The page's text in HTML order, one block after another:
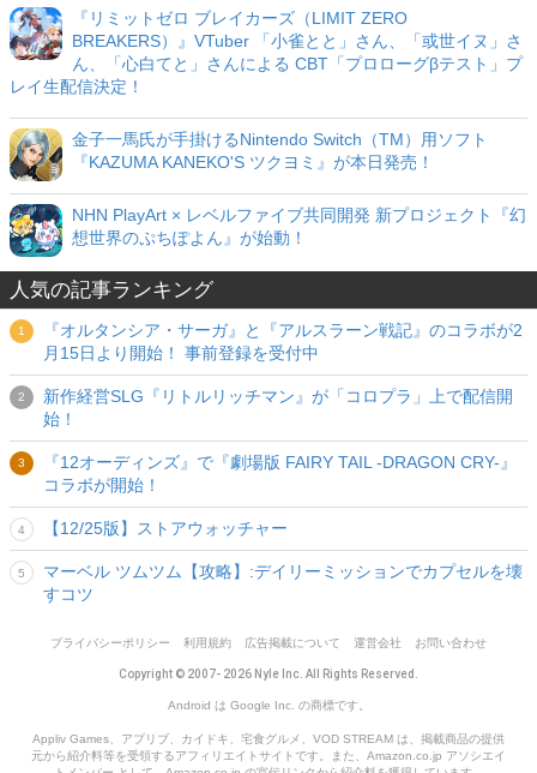
『リミットゼロ ブレイカーズ（LIMIT ZERO
BREAKERS）』VTuber 「小雀とと」さん、「或世イヌ」さ
ん、「心白てと」さんによる CBT「プロローグβテスト」プ
レイ生配信決定！
金子一馬氏が手掛けるNintendo Switch（TM）用ソフト
『KAZUMA KANEKO'S ツクヨミ』が本日発売！
NHN PlayArt × レベルファイブ共同開発 新プロジェクト『幻
想世界のぷちぽよん』が始動！
人気の記事ランキング
『オルタンシア・サーガ』と『アルスラーン戦記』のコラボが2
月15日より開始！ 事前登録を受付中
新作経営SLG『リトルリッチマン』が「コロプラ」上で配信開
始！
『12オーディンズ』で『劇場版 FAIRY TAIL -DRAGON CRY-』
コラボが開始！
【12/25版】ストアウォッチャー
マーベル ツムツム【攻略】:デイリーミッションでカプセルを壊
すコツ
プライバシーポリシー 利用規約 広告掲載について 運営会社 お問い合わせ
Copyright © 2007- 2026 Nyle Inc. All Rights Reserved.
Android は Google Inc. の商標です。
Appliv Games、アプリブ、カイドキ、宅食グルメ、VOD STREAM は、掲載商品の提供
元から紹介料等を受領するアフィリエイトサイトです。また、Amazon.co.jp アソシエイ